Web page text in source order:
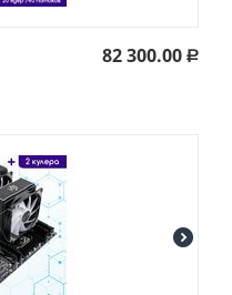
82 300.00 Р